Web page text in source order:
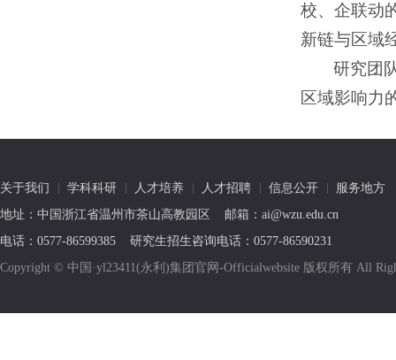
校、企联动
新链与区域
研究团
区域影响力
关于我们 学科科研 人才培养 人才招聘 信息公开
服务地方
地址：中国浙江省温州市茶山高教园区 邮箱：ai@wzu.edu.cn
电话：0577-86599385 研究生招生咨询电话：0577-86590231
Copyright © 中国·yl23411(永利)集团官网-Officialwebsite 版权所有 All